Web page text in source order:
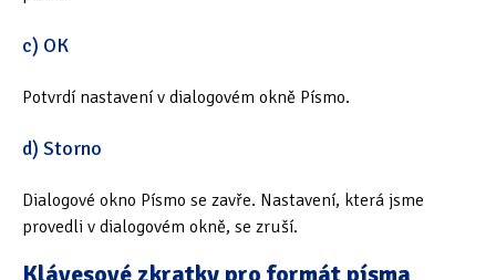
c) OK
Potvrdí nastavení v dialogovém okně Písmo.
d) Storno
Dialogové okno Písmo se zavře. Nastavení, která jsme
provedli v dialogovém okně, se zruší.
Klávesové zkratky pro formát písma